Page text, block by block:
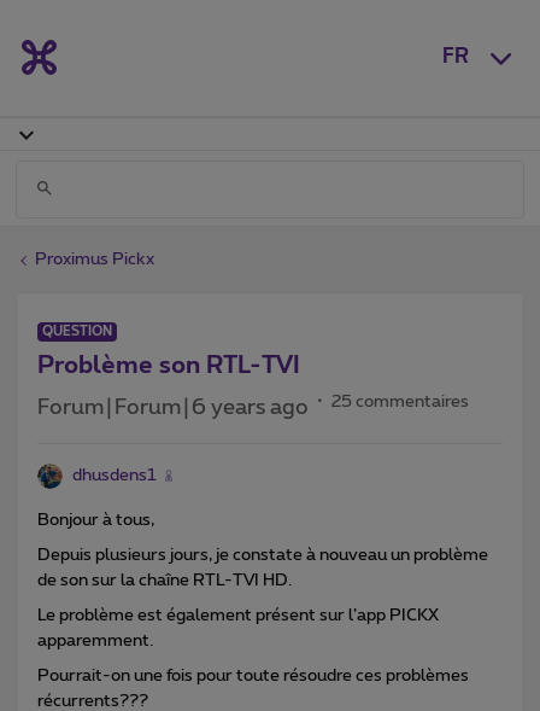
FR
Proximus Pickx
QUESTION
Problème son RTL-TVI
Forum|Forum|6 years ago 25 commentaires
dhusdens1
Bonjour à tous,
Depuis plusieurs jours, je constate à nouveau un problème
de son sur la chaîne RTL-TVI HD.
Le problème est également présent sur l’app PICKX
apparemment.
Pourrait-on une fois pour toute résoudre ces problèmes
récurrents???